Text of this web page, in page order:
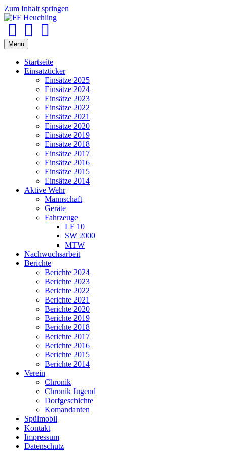
Zum Inhalt springen
Menü
Startseite
Einsatzticker
Einsätze 2025
Einsätze 2024
Einsätze 2023
Einsätze 2022
Einsätze 2021
Einsätze 2020
Einsätze 2019
Einsätze 2018
Einsätze 2017
Einsätze 2016
Einsätze 2015
Einsätze 2014
Aktive Wehr
Mannschaft
Geräte
Fahrzeuge
LF 10
SW 2000
MTW
Nachwuchsarbeit
Berichte
Berichte 2024
Berichte 2023
Berichte 2022
Berichte 2021
Berichte 2020
Berichte 2019
Berichte 2018
Berichte 2017
Berichte 2016
Berichte 2015
Berichte 2014
Verein
Chronik
Chronik Jugend
Dorfgeschichte
Komandanten
Spülmobil
Kontakt
Impressum
Datenschutz